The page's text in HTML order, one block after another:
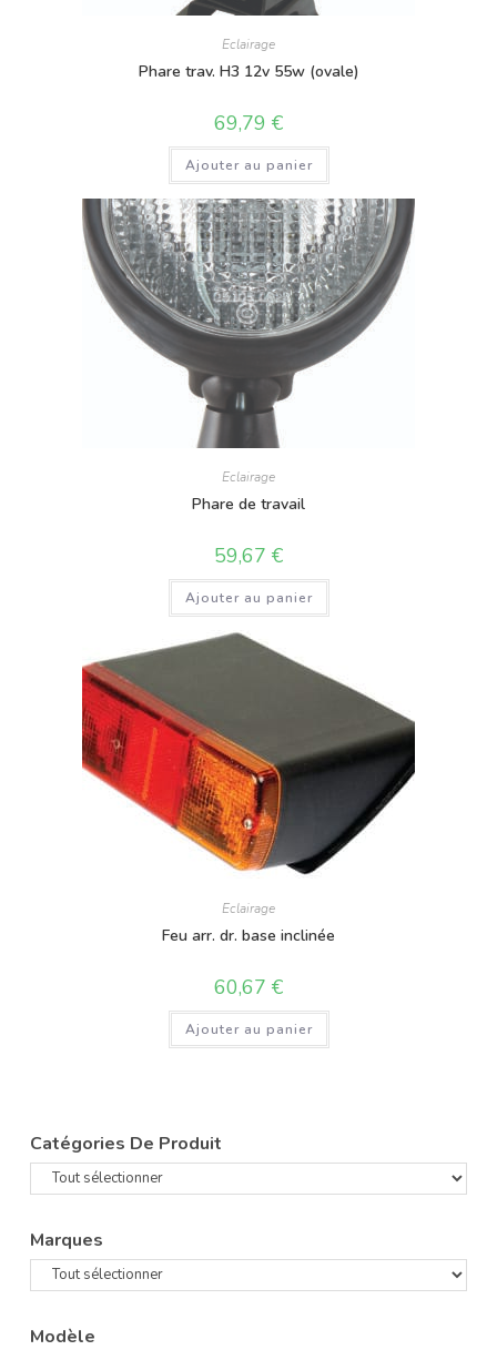
Eclairage
Phare trav. H3 12v 55w (ovale)
69,79 €
Ajouter au panier
Eclairage
Phare de travail
59,67 €
Ajouter au panier
Eclairage
Feu arr. dr. base inclinée
60,67 €
Ajouter au panier
Catégories De Produit
Marques
Modèle